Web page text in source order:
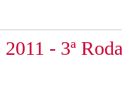
- 3ª